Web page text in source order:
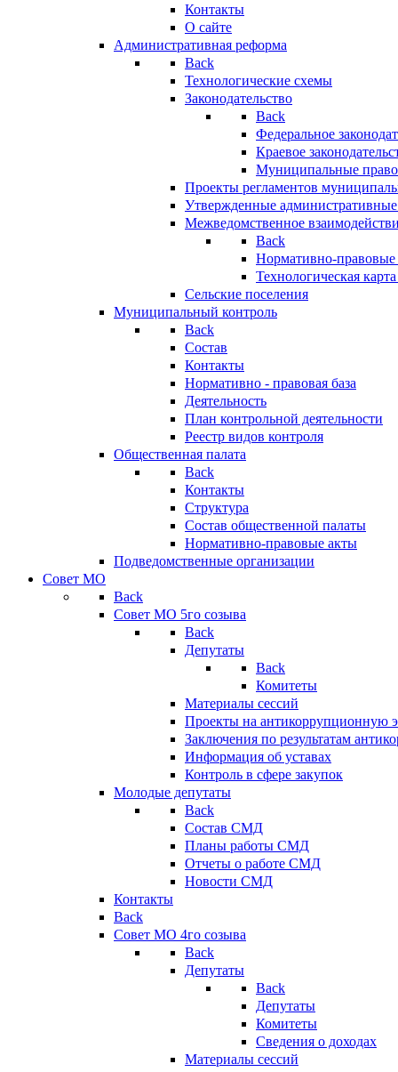
Контакты
О сайте
Административная реформа
Back
Технологические схемы
Законодательство
Back
Федеральное
Краевое
Муниципальные
Проекты регламентов
Утвержденные
Межведомственное
Back
Нормативно-правовые
Технологическая
Сельские поселения
Муниципальный контроль
Back
Состав
Контакты
Нормативно - правовая база
Деятельность
План контрольной деятельности
Реестр видов контроля
Общественная палата
Back
Контакты
Структура
Состав общественной палаты
Нормативно-правовые акты
Подведомственные организации
Совет МО
Back
Совет МО 5го созыва
Back
Депутаты
Back
Комитеты
Материалы сессий
Проекты на антикоррупционную
Заключения по результатам
Информация об уставах
Контроль в сфере закупок
Молодые депутаты
Back
Состав СМД
Планы работы СМД
Отчеты о работе СМД
Новости СМД
Контакты
Back
Совет МО 4го созыва
Back
Депутаты
Back
Депутаты
Комитеты
Сведения о доходах
Материалы сессий